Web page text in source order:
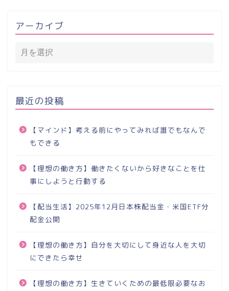
アーカイブ
最近の投稿
【マインド】考える前にやってみれば誰でもなんで
もできる
【理想の働き方】働きたくないから好きなことを仕
事にしようと行動する
【配当生活】2025年12月日本株配当金・米国ETF分
配金公開
【理想の働き方】自分を大切にして身近な人を大切
にできたら幸せ
【理想の働き方】生きていくための最低限必要なお